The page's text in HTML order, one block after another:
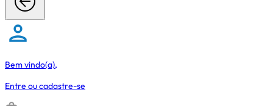
Bem vindo(a),
Entre oucadastre-se